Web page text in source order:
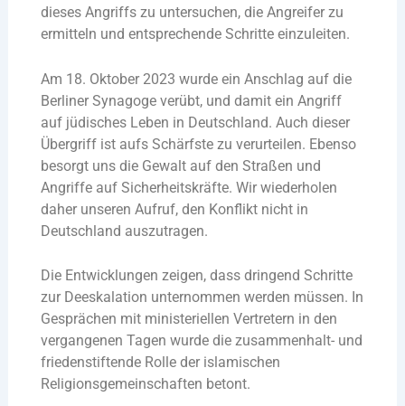
dieses Angriffs zu untersuchen, die Angreifer zu
ermitteln und entsprechende Schritte einzuleiten.
Am 18. Oktober 2023 wurde ein Anschlag auf die
Berliner Synagoge verübt, und damit ein Angriff
auf jüdisches Leben in Deutschland. Auch dieser
Übergriff ist aufs Schärfste zu verurteilen. Ebenso
besorgt uns die Gewalt auf den Straßen und
Angriffe auf Sicherheitskräfte. Wir wiederholen
daher unseren Aufruf, den Konflikt nicht in
Deutschland auszutragen.
Die Entwicklungen zeigen, dass dringend Schritte
zur Deeskalation unternommen werden müssen. In
Gesprächen mit ministeriellen Vertretern in den
vergangenen Tagen wurde die zusammenhalt- und
friedenstiftende Rolle der islamischen
Religionsgemeinschaften betont.